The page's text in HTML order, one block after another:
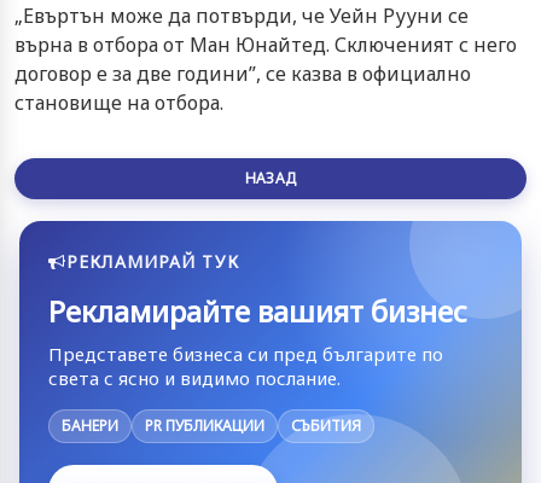
„Евъртън може да потвърди, че Уейн Рууни се
върна в отбора от Ман Юнайтед. Сключеният с него
договор е за две години”, се казва в официално
становище на отбора.
НАЗАД
РЕКЛАМИРАЙ ТУК
Рекламирайте вашият бизнес
Представете бизнеса си пред българите по
света с ясно и видимо послание.
БАНЕРИ PR ПУБЛИКАЦИИ СЪБИТИЯ